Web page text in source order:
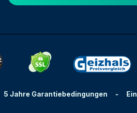
5 Jahre Garantiebedingungen -